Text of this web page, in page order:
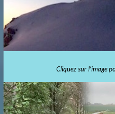
Cliquez sur l’image